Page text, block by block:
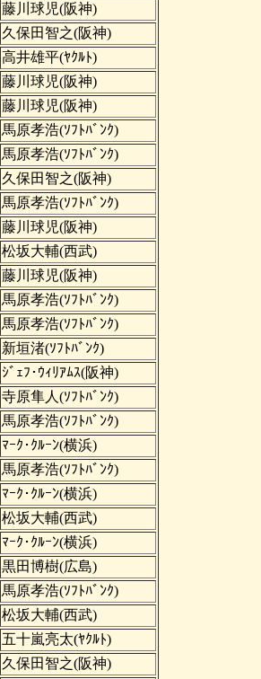
藤川球児(阪神)
久保田智之(阪神)
高井雄平(ﾔｸﾙﾄ)
藤川球児(阪神)
藤川球児(阪神)
馬原孝浩(ｿﾌﾄﾊﾞﾝｸ)
馬原孝浩(ｿﾌﾄﾊﾞﾝｸ)
久保田智之(阪神)
馬原孝浩(ｿﾌﾄﾊﾞﾝｸ)
藤川球児(阪神)
松坂大輔(西武)
藤川球児(阪神)
馬原孝浩(ｿﾌﾄﾊﾞﾝｸ)
馬原孝浩(ｿﾌﾄﾊﾞﾝｸ)
新垣渚(ｿﾌﾄﾊﾞﾝｸ)
ｼﾞｪﾌ･ｳｨﾘｱﾑｽ(阪神)
寺原隼人(ｿﾌﾄﾊﾞﾝｸ)
馬原孝浩(ｿﾌﾄﾊﾞﾝｸ)
ﾏｰｸ･ｸﾙｰﾝ(横浜)
馬原孝浩(ｿﾌﾄﾊﾞﾝｸ)
ﾏｰｸ･ｸﾙｰﾝ(横浜)
松坂大輔(西武)
ﾏｰｸ･ｸﾙｰﾝ(横浜)
黒田博樹(広島)
馬原孝浩(ｿﾌﾄﾊﾞﾝｸ)
松坂大輔(西武)
五十嵐亮太(ﾔｸﾙﾄ)
久保田智之(阪神)